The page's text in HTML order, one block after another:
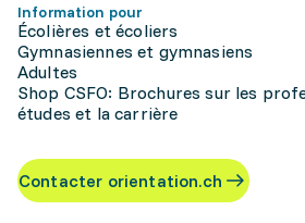
Information pour
Écolières et écoliers
Gymnasiennes et gymnasiens
Adultes
Shop CSFO: Brochures sur les
études et la carrière
Contacter orientation.ch